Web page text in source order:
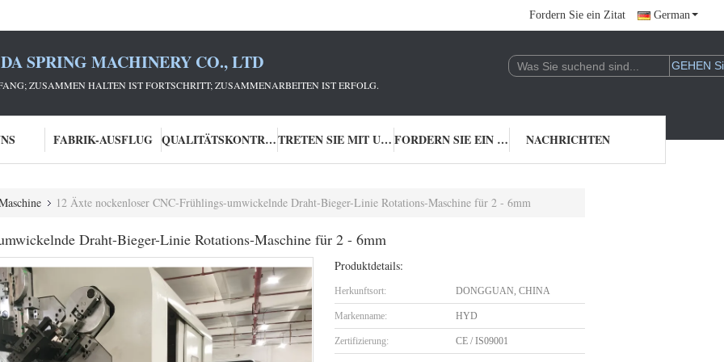
Fordern Sie ein Zitat German
SPRING MACHINERY CO., LTD
ZUSAMMEN HALTEN IST FORTSCHRITT; ZUSAMMENARBEITEN IST ERFOLG.
FABRIK-AUSFLUG QUALITÄTSKONTROLLE TRETEN SIE MIT UNS IN VERBINDUNG FORDERN SIE EIN ZITAT NACHRICHTEN
12 Äxte nockenloser CNC-Frühlings-umwickelnde Draht-Bieger-Linie Rotations-Maschine für 2 - 6mm
Draht-Bieger-Linie Rotations-Maschine für 2 - 6mm
Produktdetails:
Herkunftsort: DONGGUAN, CHINA
Markenname: HYD
Zertifizierung: CE / IS09001